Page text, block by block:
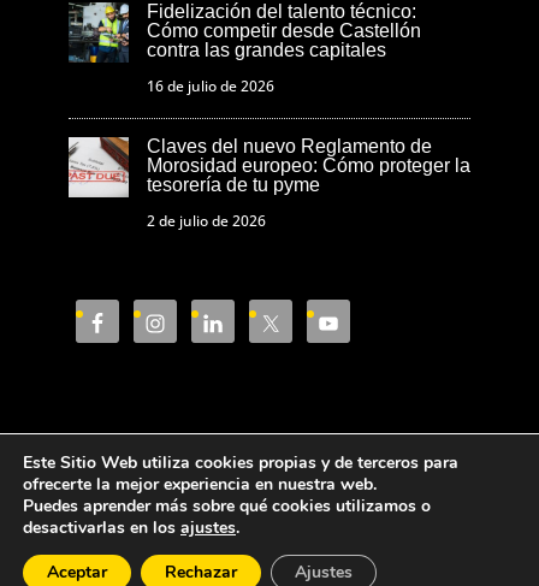
Fidelización del talento técnico:
Cómo competir desde Castellón
contra las grandes capitales
16 de julio de 2026
Claves del nuevo Reglamento de
Morosidad europeo: Cómo proteger la
tesorería de tu pyme
2 de julio de 2026
Aviso Legal
Política de privacidad
Política de cookies
Cámara de Comercio de Castellón © 2023
Este Sitio Web utiliza cookies propias y de terceros para
ofrecerte la mejor experiencia en nuestra web.
Puedes aprender más sobre qué cookies utilizamos o
desactivarlas en los ajustes.
Aceptar
Rechazar Ajustes